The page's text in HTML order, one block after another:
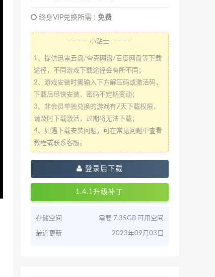
终身VIP兑换所需 : 免费
———— 小贴士 ————
1、提供迅雷云盘/夸克网盘/百度网盘等下载
途径，不同游戏下载途径会有所不同；
2、游戏安装时需输入下方解压码或激活码，
下载后尽快安装，密码不定期变动；
3、非会员单独兑换的游戏有7天下载权限，
请及时下载激活，过期将无法下载；
4、如遇下载安装问题，可在常见问题中查看
教程或联系客服。
登录后下载
1.4.1升级补丁
存储空间 需要 7.35GB 可用空间
最近更新 2023年09月03日